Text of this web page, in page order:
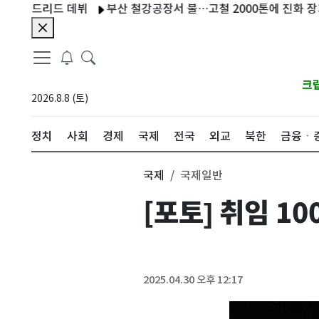
리드 데뷔 부산 철강공장서 불…고철 2000톤에 진화 장기화(
2026.8.8 (토)
크
정치 사회 경제 국제 전국 외교 북한 금융ㆍ
국제 국제일반
[포토] 취임
2025.04.30 오후 12:17